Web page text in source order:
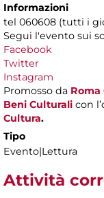
Informazioni
tel 060608 (tutti i
Segui l'evento sui
Facebook
Twitter
Instagram
Promosso da
Beni Culturali con
Cultura.
Tipo
Evento|Lettura
Attività